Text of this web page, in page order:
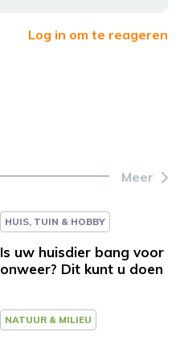
Log in om te reageren
Meer
HUIS, TUIN & HOBBY
Is uw huisdier bang voor
onweer? Dit kunt u doen
NATUUR & MILIEU